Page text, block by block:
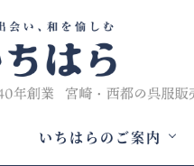
いちはらのご案内